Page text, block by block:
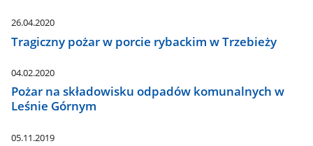
26.04.2020
Tragiczny pożar w porcie rybackim w Trzebieży
04.02.2020
Pożar na składowisku odpadów komunalnych w
Leśnie Górnym
05.11.2019